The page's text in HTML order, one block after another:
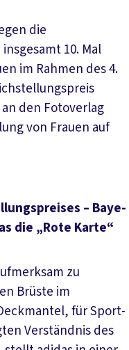
die
10. Mal
im Rahmen des 4.
den Fotoverlag
von Frauen auf
– Baye­
die „Ro­te Kar­te“
zu
Brüste im
für Sport-
Verständnis des